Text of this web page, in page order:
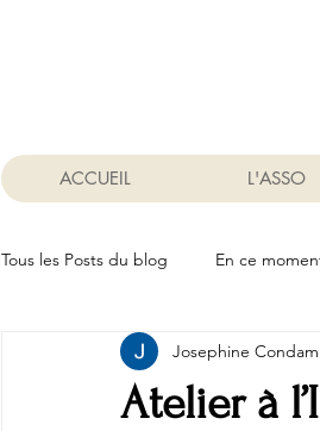
ACCUEIL L'ASSO
Tous les Posts du blog En ce
Atelier à
Josephine